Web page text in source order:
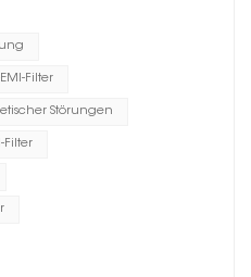
Filter
Störungen
Filter